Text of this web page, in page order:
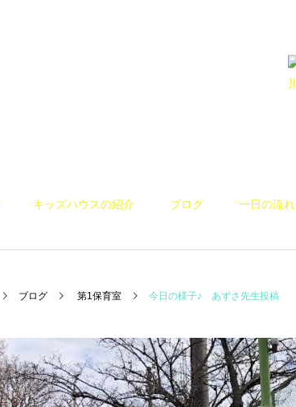
キッズハウスの紹介 ブログ 一日の流れ
ブログ 第1保育室 今日の様子♪ あずさ先生投稿